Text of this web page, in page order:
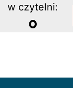
w czytelni:
0